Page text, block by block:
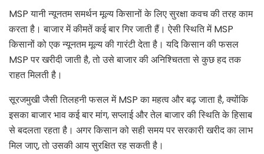
MSP यानी न्यूनतम समर्थन मूल्य किसानों के लिए सुरक्षा कवच की तरह काम
करता है। बाजार में कीमतें कई बार गिर जाती हैं। ऐसी स्थिति में MSP
किसानों को एक न्यूनतम मूल्य की गारंटी देता है। यदि किसान की फसल
MSP पर खरीदी जाती है, तो उसे बाजार की अनिश्चितता से कुछ हद तक
राहत मिलती है।
सूरजमुखी जैसी तिलहनी फसल में MSP का महत्व और बढ़ जाता है, क्योंकि
इसका बाजार भाव कई बार मांग, सप्लाई और तेल बाजार की स्थिति के हिसाब
से बदलता रहता है। अगर किसान को सही समय पर सरकारी खरीद का लाभ
मिल जाए, तो उसकी आय सुरक्षित रह सकती है।